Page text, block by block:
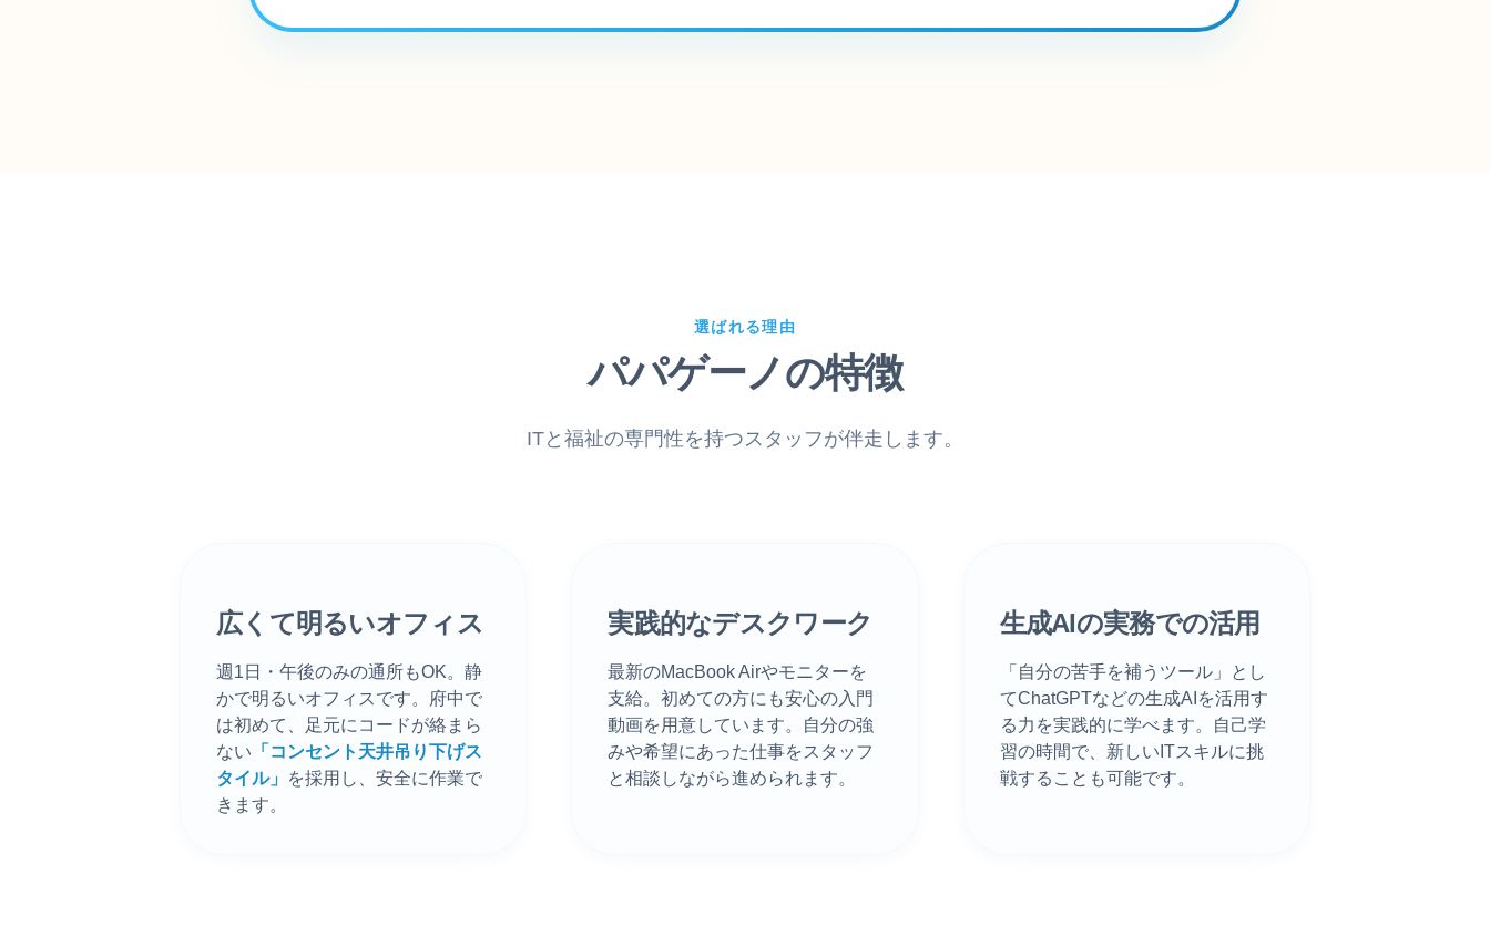
選ばれる理由
パパゲーノの特徴
ITと福祉の専門性を持つスタッフが伴走します。
1
広くて明るいオフィス
週1日・午後のみの通所もOK。静
かで明るいオフィスです。府中で
は初めて、足元にコードが絡まら
ない 「コンセント天井吊り下げス
タイル」 を採用し、安全に作業で
きます。
2
実践的なデスクワーク
最新のMacBook Airやモニターを
支給。初めての方にも安心の入門
動画を用意しています。自分の強
みや希望にあった仕事をスタッフ
と相談しながら進められます。
3
生成AIの実務での活用
「自分の苦手を補うツール」とし
てChatGPTなどの生成AIを活用す
る力を実践的に学べます。自己学
習の時間で、新しいITスキルに挑
戦することも可能です。